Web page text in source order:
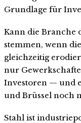
Grundlage für
Kann die Branche
stemmen, wenn
gleichzeitig
nur
Investoren — und
und Brüssel noch
Stahl ist